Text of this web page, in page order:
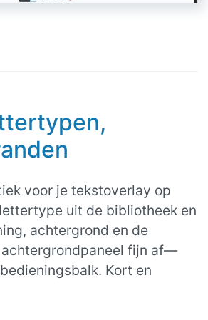
voor je tekstoverlay op
uit de bibliotheek en
achtergrond en de
fijn af—
Kort en